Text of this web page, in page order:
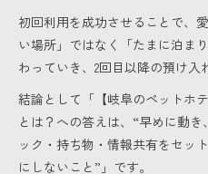
初回利用を成功させることで、
い場所」ではなく「たまに泊ま
わっていき、2回目以降の預け入
結論として「【岐阜のペットホ
とは？への答えは、“早めに動
ック・持ち物・情報共有をセッ
にしないこと”」です。